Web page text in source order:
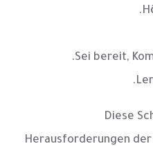
Sei bereit,
Diese
Herausforderungen der